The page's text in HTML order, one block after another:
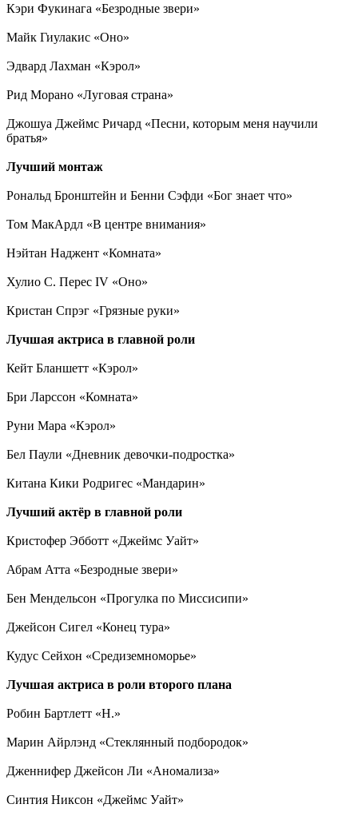
Кэри Фукинага «Безродные звери»
Майк Гиулакис «Оно»
Эдвард Лахман «Кэрол»
Рид Морано «Луговая страна»
Джошуа Джеймс Ричард «Песни, которым меня научили
братья»
Лучший монтаж
Рональд Бронштейн и Бенни Сэфди «Бог знает что»
Том МакАрдл «В центре внимания»
Нэйтан Наджент «Комната»
Хулио С. Перес IV «Оно»
Кристан Спрэг «Грязные руки»
Лучшая актриса в главной роли
Кейт Бланшетт «Кэрол»
Бри Ларссон «Комната»
Руни Мара «Кэрол»
Бел Паули «Дневник девочки-подростка»
Китана Кики Родригес «Мандарин»
Лучший актёр в главной роли
Кристофер Эбботт «Джеймс Уайт»
Абрам Атта «Безродные звери»
Бен Мендельсон «Прогулка по Миссисипи»
Джейсон Сигел «Конец тура»
Кудус Сейхон «Средиземноморье»
Лучшая актриса в роли второго плана
Робин Бартлетт «H.»
Марин Айрлэнд «Стеклянный подбородок»
Дженнифер Джейсон Ли «Аномализа»
Синтия Никсон «Джеймс Уайт»